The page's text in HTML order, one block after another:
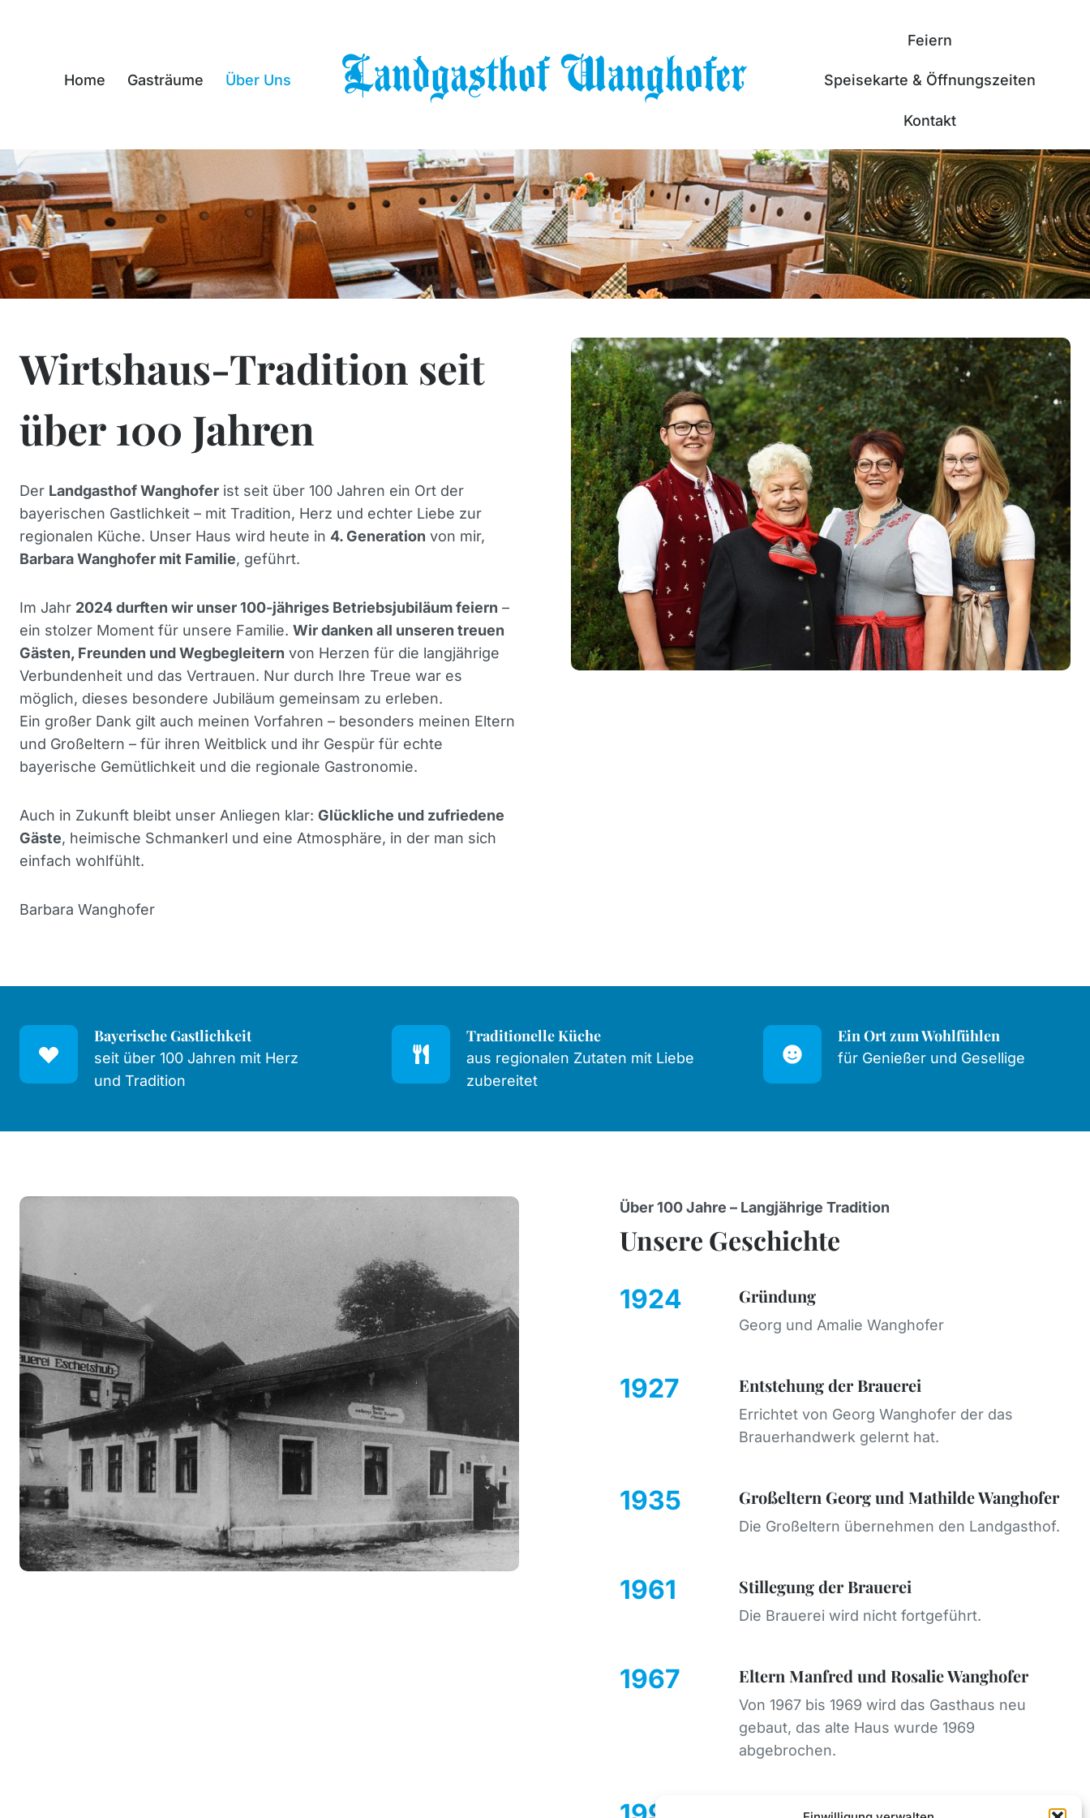
Home
Gasträume Über Uns
Feiern
Speisekarte & Öffnungszeiten
Kontakt
Wirtshaus-Tradition seit
über 100 Jahren
Der Landgasthof Wanghofer ist seit über 100 Jahren ein Ort der
bayerischen Gastlichkeit – mit Tradition, Herz und echter Liebe zur
regionalen Küche. Unser Haus wird heute in 4. Generation von mir,
Barbara Wanghofer mit Familie, geführt.
Im Jahr 2024 durften wir unser 100-jähriges Betriebsjubiläum feiern –
ein stolzer Moment für unsere Familie. Wir danken all unseren treuen
Gästen, Freunden und Wegbegleitern von Herzen für die langjährige
Verbundenheit und das Vertrauen. Nur durch Ihre Treue war es
möglich, dieses besondere Jubiläum gemeinsam zu erleben.
Ein großer Dank gilt auch meinen Vorfahren – besonders meinen Eltern
und Großeltern – für ihren Weitblick und ihr Gespür für echte
bayerische Gemütlichkeit und die regionale Gastronomie.
Auch in Zukunft bleibt unser Anliegen klar: Glückliche und zufriedene
Gäste, heimische Schmankerl und eine Atmosphäre, in der man sich
einfach wohlfühlt.
Barbara Wanghofer
Bayerische Gastlichkeit
seit über 100 Jahren mit Herz
und Tradition
Traditionelle Küche
aus regionalen Zutaten mit Liebe
zubereitet
Ein Ort zum Wohlfühlen
für Genießer und Gesellige
Über 100 Jahre – Langjährige Tradition
Unsere Geschichte
1924 Gründung
Georg und Amalie Wanghofer
1927 Entstehung der Brauerei
Errichtet von Georg Wanghofer der das
Brauerhandwerk gelernt hat.
1935 Großeltern Georg und Mathilde Wanghofer
Die Großeltern übernehmen den Landgasthof.
1961 Stillegung der Brauerei
Die Brauerei wird nicht fortgeführt.
1967 Eltern Manfred und Rosalie Wanghofer
Von 1967 bis 1969 wird das Gasthaus neu
gebaut, das alte Haus wurde 1969
abgebrochen.
Barbara Wanghofer